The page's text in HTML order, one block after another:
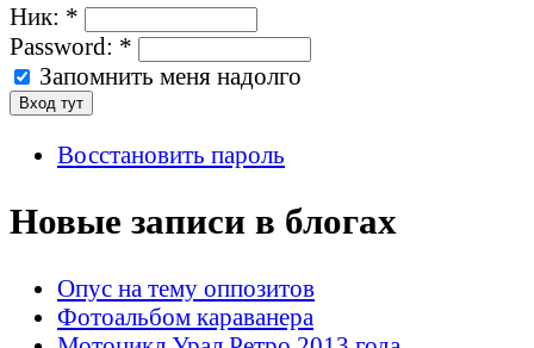
Ник: *
Password: *
Запомнить меня надолго
Восстановить пароль
Новые записи в блогах
Опус на тему оппозитов
Фотоальбом караванера